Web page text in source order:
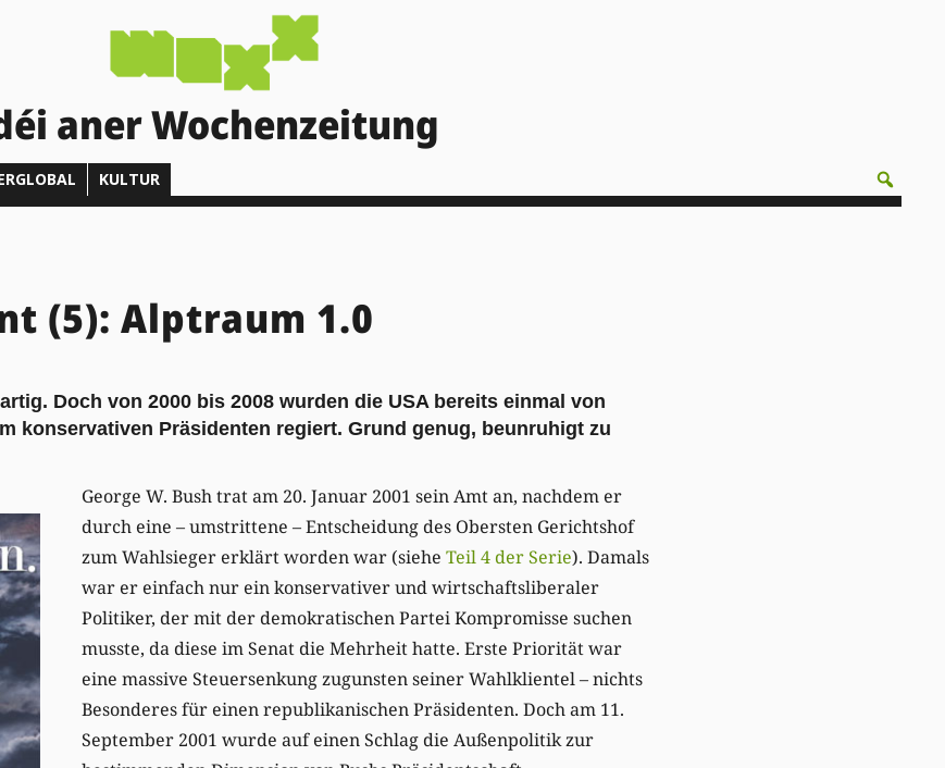
aner Wochenzeitung
KULTUR
(5): Alptraum 1.0
Doch von 2000 bis 2008 wurden die USA bereits einmal von
konservativen Präsidenten regiert. Grund genug, beunruhigt zu
George W. Bush trat am 20. Januar 2001 sein Amt an, nachdem er
durch eine – umstrittene – Entscheidung des Obersten Gerichtshof
zum Wahlsieger erklärt worden war (siehe Teil 4 der Serie). Damals
war er einfach nur ein konservativer und wirtschaftsliberaler
Politiker, der mit der demokratischen Partei Kompromisse suchen
musste, da diese im Senat die Mehrheit hatte. Erste Priorität war
eine massive Steuersenkung zugunsten seiner Wahlklientel – nichts
Besonderes für einen republikanischen Präsidenten. Doch am 11.
September 2001 wurde auf einen Schlag die Außenpolitik zur